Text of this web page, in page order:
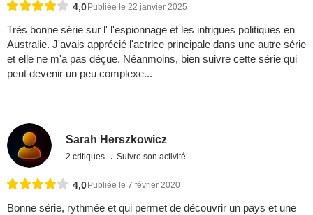
4,0 Publiée le 22 janvier 2025
Très bonne série sur l' l'espionnage et les intrigues politiques en
Australie. J'avais apprécié l'actrice principale dans une autre série
et elle ne m'a pas déçue. Néanmoins, bien suivre cette série qui
peut devenir un peu complexe...
Sarah Herszkowicz
2 critiques Suivre son activité
4,0 Publiée le 7 février 2020
Bonne série, rythmée et qui permet de découvrir un pays et une